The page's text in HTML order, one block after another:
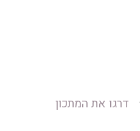
דרגו את המתכון